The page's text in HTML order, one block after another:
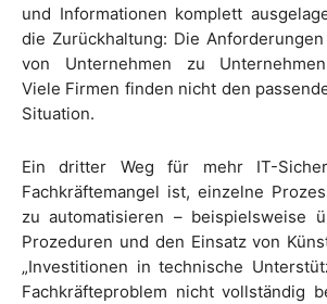
und Informationen komplett
die Zurückhaltung: Die
von Unternehmen zu
Viele Firmen finden nicht den
Situation.
Ein dritter Weg für mehr IT-
Fachkräftemangel ist, einzelne
zu automatisieren – beispielsweise
Prozeduren und den Einsatz von
„Investitionen in technische
Fachkräfteproblem nicht vollständig